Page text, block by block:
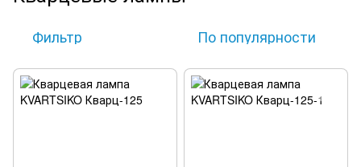
Фильтр По популярности